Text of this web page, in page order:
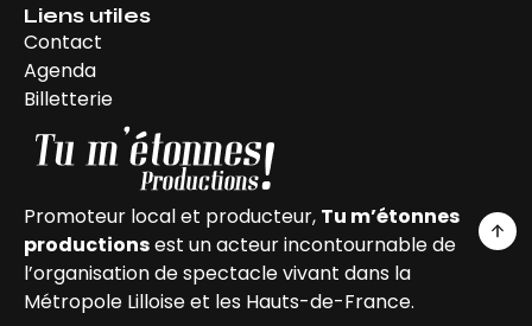
Promoteur local et producteur, Tu m’étonnes
productionsest un acteur incontournable de
l’organisation de spectacle vivant dans la
Métropole Lilloise et les Hauts-de-France.
Liens utiles
Contact
Agenda
Billetterie